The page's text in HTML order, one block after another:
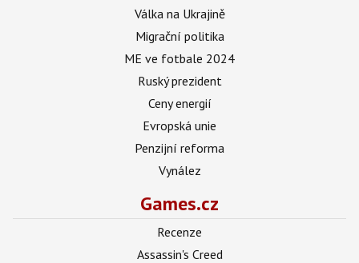
Válka na Ukrajině
Migrační politika
ME ve fotbale 2024
Ruský prezident
Ceny energií
Evropská unie
Penzijní reforma
Vynález
Games.cz
Recenze
Assassin's Creed